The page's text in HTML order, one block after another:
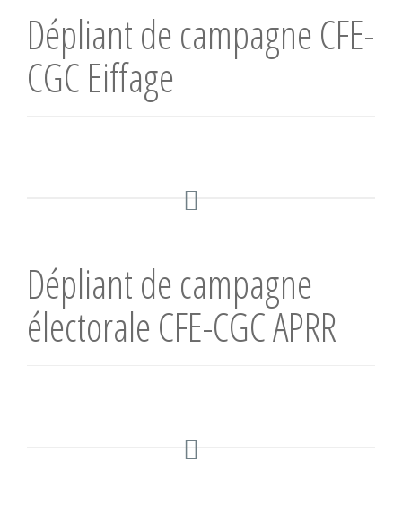
Dépliant de campagne CFE-
CGC Eiffage
Dépliant de campagne
électorale CFE-CGC APRR